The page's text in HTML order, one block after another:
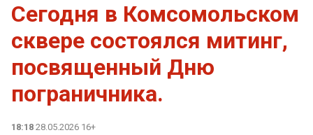
Сегодня в Комсомольском
сквере состоялся митинг,
посвященный Дню
пограничника.
18:18 28.05.2026 16+